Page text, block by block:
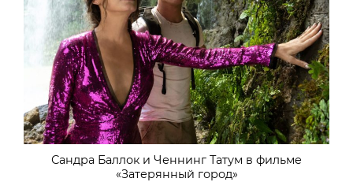
Сандра Баллок и Ченнинг Татум в фильме
«Затерянный город»